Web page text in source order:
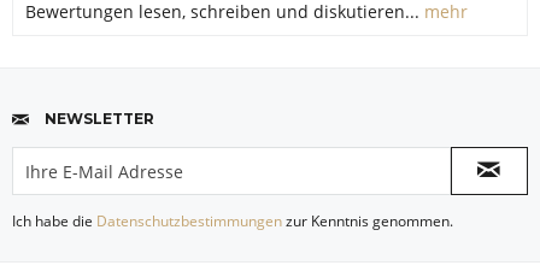
Bewertungen lesen, schreiben und diskutieren... mehr
NEWSLETTER
Ich habe die Datenschutzbestimmungenzur Kenntnis genommen.